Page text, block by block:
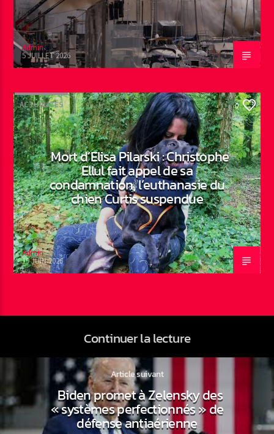
Admin
5 JUILLET 2026
ACTUALITÉS 0
Mort d’Elisa Pilarski : Christophe
Ellul fait appel de sa
condamnation, l’euthanasie du
chien Curtis suspendue
Admin
19 JUIN 2026
Continuer la lecture
Article suivant
Biden promet à Zelensky des
« systèmes perfectionnés » de
défense antiaérienne